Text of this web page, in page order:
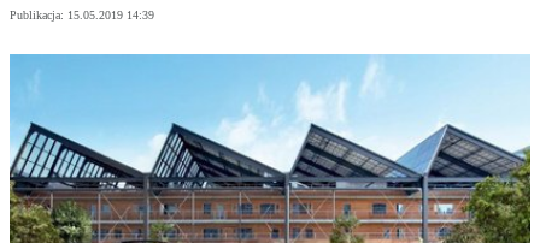
Publikacja: 15.05.2019 14:39